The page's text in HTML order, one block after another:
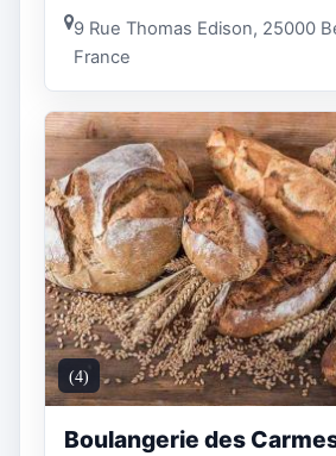
9 Rue Thomas Edison, 25000
France
(4)
Boulangerie des